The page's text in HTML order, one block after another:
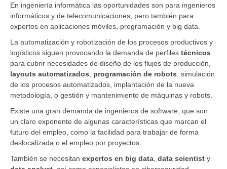
En ingeniería informática las oportunidades son para ingenieros
informáticos y de telecomunicaciones, pero también para
expertos en aplicaciones móviles, programación y big data.
La automatización y robotización de los procesos productivos y
logísticos siguen provocando la demanda de perfiles técnicos
para cubrir necesidades de diseño de los flujos de producción,
layouts automatizados
programación de robots , simulación
de los procesos automatizados, implantación de la nueva
metodología, o gestión y mantenimiento de máquinas y robots.
Existe una gran demanda de ingenieros de software, que son
un claro exponente de algunas características que marcan el
futuro del empleo, como la facilidad para trabajar de forma
deslocalizada o el empleo por proyectos.
También se necesitan expertos en big data data scientist y